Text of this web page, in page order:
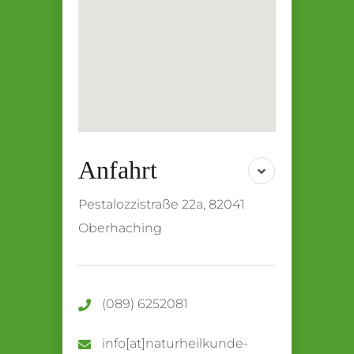
Pestalozzistraße 22a, 82041
Oberhaching
(089) 6252081
info[at]naturheilkunde-